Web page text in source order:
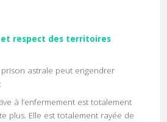
et respect des territoires
prison astrale peut engendrer
à l’enfermement est totalement
plus. Elle est totalement rayée de